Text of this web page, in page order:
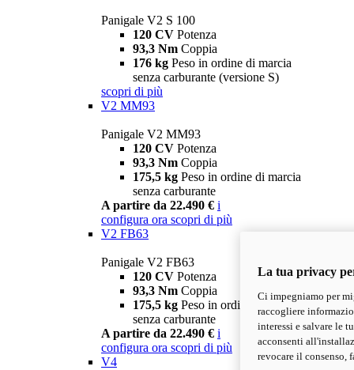
Panigale V2 S 100
120 CV Potenza
93,3 Nm Coppia
176 kg Peso in ordine di marcia
senza carburante (versione S)
scopri di più
V2 MM93
Panigale V2 MM93
120 CV Potenza
93,3 Nm Coppia
175,5 kg Peso in ordine di marcia
senza carburante
A partire da 22.490 € i
configura ora scopri di più
V2 FB63
Panigale V2 FB63
120 CV Potenza
93,3 Nm Coppia
175,5 kg Peso in ordine di marcia
senza carburante
A partire da 22.490 € i
configura ora scopri di più
V4
La tua privacy
Ci impegniamo per
raccogliere
interessi e salvare le
acconsenti
revocare il consenso,